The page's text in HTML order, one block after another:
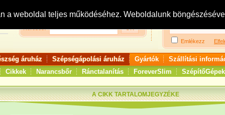
a weboldal teljes működéséhez. Weboldalunk
Keresés:
Bejelentkezés:
Emlékezz
áruház Szépségápolási áruház Gyártók Szállítási
Cikkek Narancsbőr Ránctalanítás ForeverSlim SzépítőGépek
A CIKK TARTALOMJEGYZÉKE